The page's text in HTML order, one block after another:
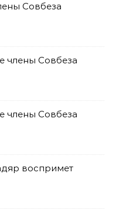
Совбеза
члены Совбеза
члены Совбеза
воспримет